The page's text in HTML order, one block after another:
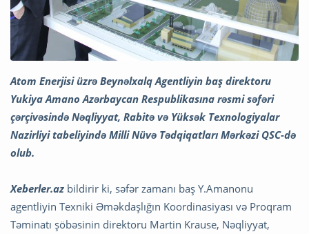
Atom Enerjisi üzrə Beynəlxalq Agentliyin baş direktoru
Yukiya Amano Azərbaycan Respublikasına rəsmi səfəri
çərçivəsində Nəqliyyat, Rabitə və Yüksək Texnologiyalar
Nazirliyi tabeliyində Milli Nüvə Tədqiqatları Mərkəzi QSC-də
olub.
Xeberler.az bildirir ki, səfər zamanı baş Y.Amanonu
agentliyin Texniki Əməkdaşlığın Koordinasiyası və Proqram
Təminatı şöbəsinin direktoru Martin Krause, Nəqliyyat,